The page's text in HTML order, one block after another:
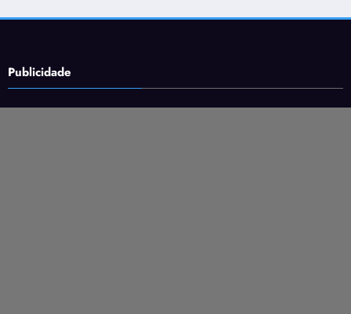
Publicidade